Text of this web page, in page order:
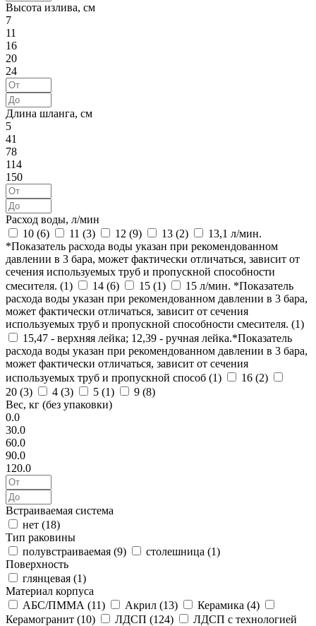
Высота излива, см
7
11
16
20
24
Длина шланга, см
5
41
78
114
150
Расход воды, л/мин
10 (6) 11 (3) 12 (9) 13 (2)
13,1 л/мин.
*Показатель расхода воды указан при рекомендованном
давлении в 3 бара, может фактически отличаться, зависит от
сечения используемых труб и пропускной способности
смесителя. (1) 14 (6) 15 (1)
15 л/мин. *Показатель
расхода воды указан при рекомендованном давлении в 3 бара,
может фактически отличаться, зависит от сечения
используемых труб и пропускной способности смесителя. (1)
15,47 - верхняя лейка; 12,39 - ручная лейка.*Показатель
расхода воды указан при рекомендованном давлении в 3 бара,
может фактически отличаться, зависит от сечения
используемых труб и пропускной способ (1) 16 (2)
20 (3) 4 (3) 5 (1) 9 (8)
Вес, кг (без упаковки)
0.0
30.0
60.0
90.0
120.0
Встраиваемая система
нет (18)
Тип раковины
полувстраиваемая (9) столешница (1)
Поверхность
глянцевая (1)
Материал корпуса
АБС/ПММА (11) Акрил (13) Керамика (4)
Керамогранит (10) ЛДСП (124)
ЛДСП с технологией